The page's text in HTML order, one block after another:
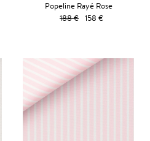
Popeline Rayé Rose
188 € 158 €